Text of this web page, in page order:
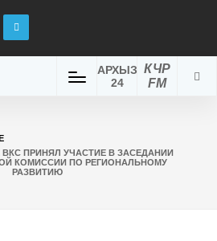
КЧР
FM
АРХЫЗ
24
ПРИНЯЛ УЧАСТИЕ В ЗАСЕДАНИИ
КОМИССИИ ПО РЕГИОНАЛЬНОМУ
РАЗВИТИЮ